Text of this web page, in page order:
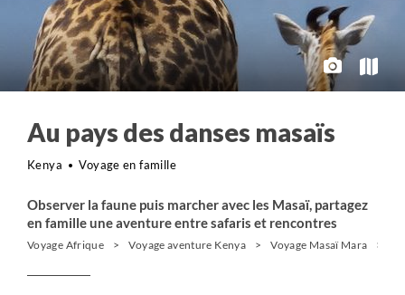
Au pays des danses masaïs
Kenya Voyage en famille
Observer la faune puis marcher avec les Masaï, partagez
en famille une aventure entre safaris et rencontres
Voyage Afrique Voyage aventure Kenya Voyage Masaï Mara